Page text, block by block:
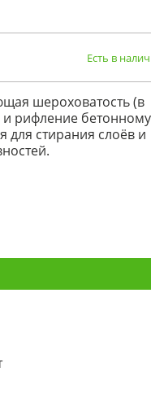
Есть в
шероховатость (в
и рифление
для стирания слоёв и